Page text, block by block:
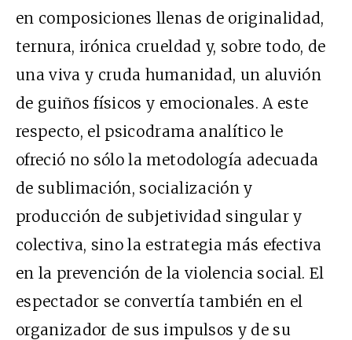
en composiciones llenas de originalidad,
ternura, irónica crueldad y, sobre todo, de
una viva y cruda humanidad, un aluvión
de guiños físicos y emocionales. A este
respecto, el psicodrama analítico le
ofreció no sólo la metodología adecuada
de sublimación, socialización y
producción de subjetividad singular y
colectiva, sino la estrategia más efectiva
en la prevención de la violencia social. El
espectador se convertía también en el
organizador de sus impulsos y de su